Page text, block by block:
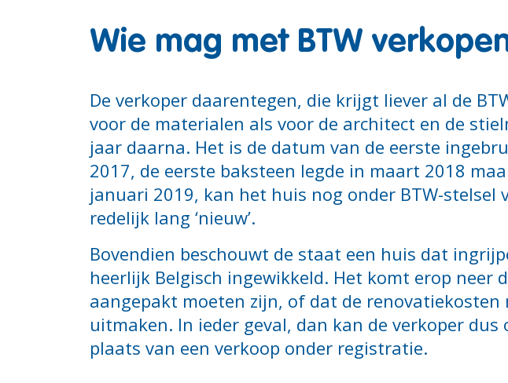
Wie mag met BTW
De verkoper daarentegen, die krijgt liever al de
voor de materialen als voor de architect en de
jaar daarna. Het is de datum van de eerste
2017, de eerste baksteen legde in maart 2018
januari 2019, kan het huis nog onder BTW-
redelijk lang ‘nieuw’.
Bovendien beschouwt de staat een huis dat
heerlijk Belgisch ingewikkeld. Het komt erop
aangepakt moeten zijn, of dat de
uitmaken. In ieder geval, dan kan de verkoper
plaats van een verkoop onder registratie.